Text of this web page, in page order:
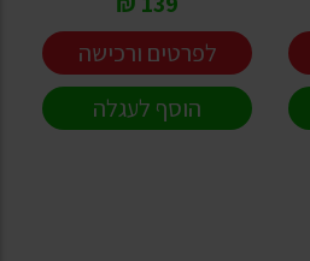
לפרטים ורכישה
הוסף לעגלה